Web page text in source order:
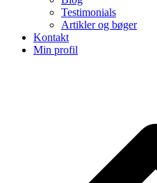
Testimonials
Artikler og bøger
Kontakt
Min profil